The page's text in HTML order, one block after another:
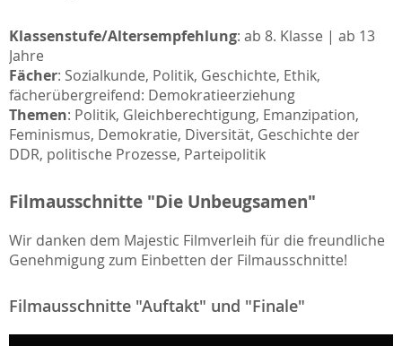
Klassenstufe/Altersempfehlung: ab 8. Klasse | ab 13
Jahre
Fächer: Sozialkunde, Politik, Geschichte, Ethik,
fächerübergreifend: Demokratieerziehung
Themen: Politik, Gleichberechtigung, Emanzipation,
Feminismus, Demokratie, Diversität, Geschichte der
DDR, politische Prozesse, Parteipolitik
Filmausschnitte "Die Unbeugsamen"
Wir danken dem Majestic Filmverleih für die freundliche
Genehmigung zum Einbetten der Filmausschnitte!
Filmausschnitte "Auftakt" und "Finale"